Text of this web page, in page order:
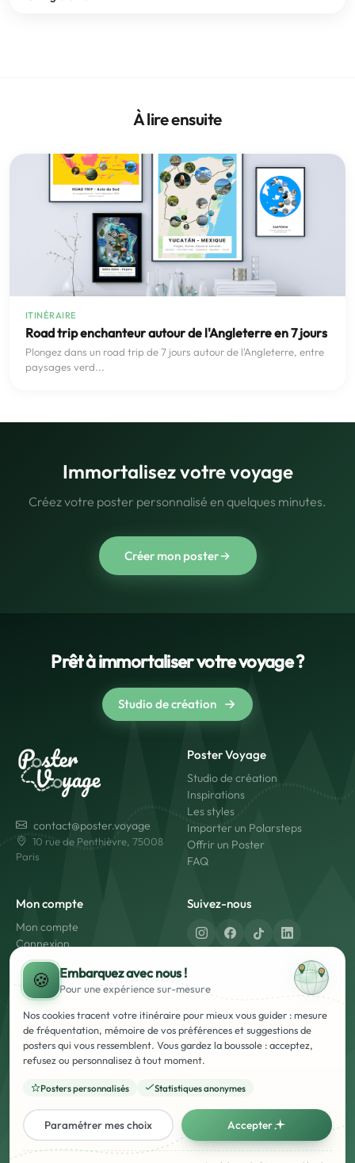
À lire ensuite
ITINÉRAIRE
Road trip enchanteur autour de l'Angleterre en 7 jours
Plongez dans un road trip de 7 jours autour de l'Angleterre, entre
paysages verd...
Immortalisez votre voyage
Créez votre poster personnalisé en quelques minutes.
Créer mon poster
Prêt à immortaliser votre voyage ?
Studio de création
contact@poster.voyage
10 rue de Penthièvre, 75008
Paris
Poster Voyage
Studio de création
Inspirations
Les styles
Importer un Polarsteps
Offrir un Poster
FAQ
Mon compte
Mon compte
Connexion
Créer un compte
Suivez-nous
Paiement sécurisé
Mentions LégalesConditions Générales d'Utilisation et de Vente (CGUV)
Français
English
© Poster Voyage - 2026 - Tous droits réservés. - Marque Française
🍪 Embarquez avec nous !
Pour une expériencesur-mesure
Nos cookies tracent votre itinéraire pour mieux vous guider : mesure
de fréquentation, mémoire de vos préférences et suggestions de
posters qui vous ressemblent. Vous gardez la boussole : acceptez,
refusez ou personnalisez à tout moment.
Posters personnalisés Statistiques anonymes
Paramétrer mes choix Accepter